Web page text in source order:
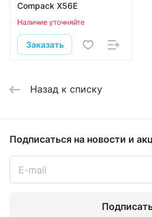
Compack X56E
Наличие уточняйте
Заказать
Назад к списку
Подписаться на новости и